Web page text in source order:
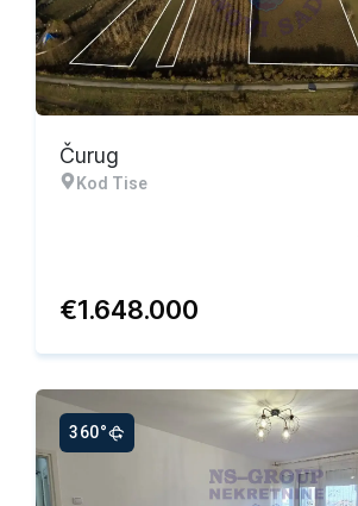
Ekskluzivna ponuda
Čurug
Kod Tise
€1.648.000
360°